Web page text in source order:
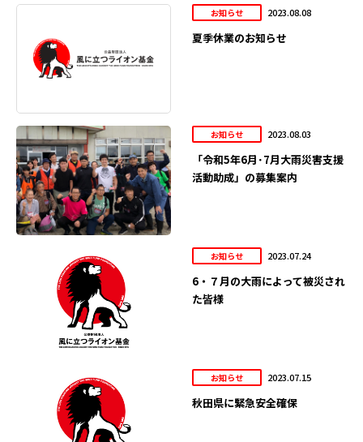
お知らせ 2023.08.08
夏季休業のお知らせ
お知らせ 2023.08.03
「令和5年6月･7月大雨災害支援
活動助成」の募集案内
お知らせ 2023.07.24
6・７月の大雨によって被災され
た皆様
お知らせ 2023.07.15
秋田県に緊急安全確保